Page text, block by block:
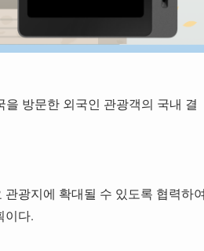
방문한 외국인 관광객의 국내 결
관광지에 확대될 수 있도록 협력하
이다.